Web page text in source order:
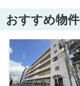
おすすめ物件